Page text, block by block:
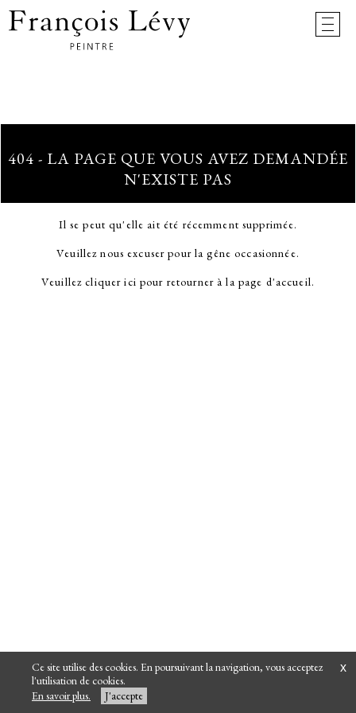
404 - LA PAGE QUE VOUS AVEZ DEMANDÉE
N'EXISTE PAS
Il se peut qu'elle ait été récemment supprimée.
Veuillez nous excuser pour la gêne occasionnée.
Veuillez cliquer ici pour retourner à la page d'accueil.
Ce site utilise des cookies. En poursuivant la navigation, vous acceptez
l'utilisation de cookies.
En savoir plus.
J'accepte
x